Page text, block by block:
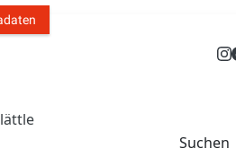
Suchen